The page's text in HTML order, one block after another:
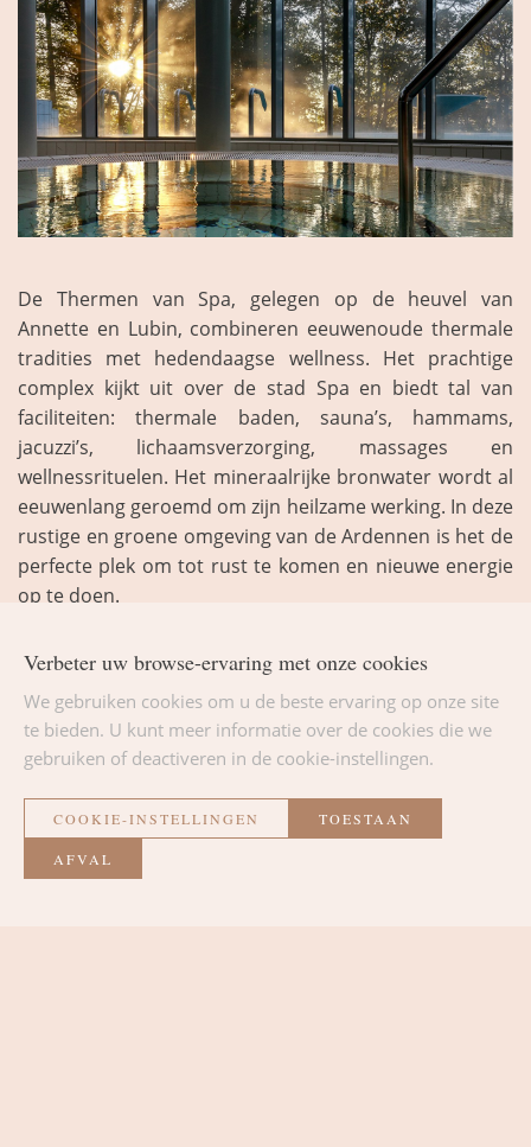
De Thermen van Spa, gelegen op de heuvel van
Annette en Lubin, combineren eeuwenoude thermale
tradities met hedendaagse wellness. Het prachtige
complex kijkt uit over de stad Spa en biedt tal van
faciliteiten: thermale baden, sauna’s, hammams,
jacuzzi’s, lichaamsverzorging, massages en
wellnessrituelen. Het mineraalrijke bronwater wordt al
eeuwenlang geroemd om zijn heilzame werking. In deze
rustige en groene omgeving van de Ardennen is het de
perfecte plek om tot rust te komen en nieuwe energie
op te doen.
TERUG NAAR DE LIJST
Verbeter uw browse-ervaring met onze cookies
We gebruiken cookies om u de beste ervaring op onze site
te bieden. U kunt meer informatie over de cookies die we
gebruiken of deactiveren in de cookie-instellingen.
COOKIE-INSTELLINGEN TOESTAAN
AFVAL